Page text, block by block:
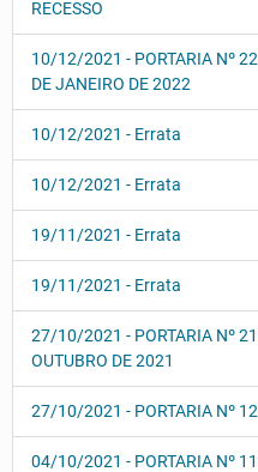
RECESSO
10/12/2021 - PORTARIA Nº
DE JANEIRO DE 2022
10/12/2021 - Errata
10/12/2021 - Errata
19/11/2021 - Errata
19/11/2021 - Errata
27/10/2021 - PORTARIA Nº
OUTUBRO DE 2021
27/10/2021 - PORTARIA Nº
04/10/2021 - PORTARIA Nº